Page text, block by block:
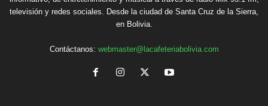
televisión y redes sociales. Desde la ciudad de Santa Cruz de la Sierra,
en Bolivia.
Contáctanos: webmaster@lacafeteriabolivia.com